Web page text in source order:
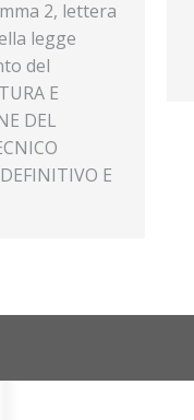
2, lettera
legge
del
E
DEL
E